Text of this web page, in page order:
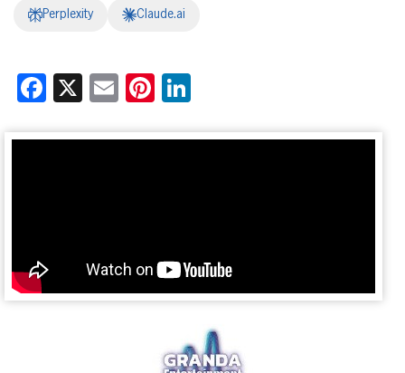
Perplexity Claude.ai
Facebook
X EmailPinterest